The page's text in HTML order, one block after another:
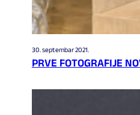
30. septembar 2021.
PRVE FOTOGRAFIJE